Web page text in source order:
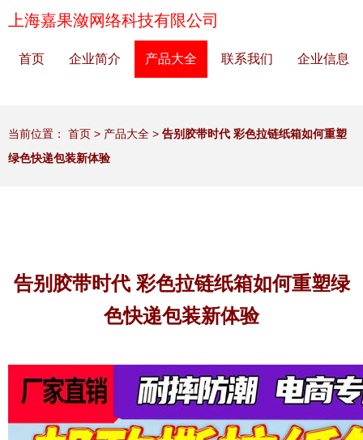
上海嘉果潋网络科技有限公司
首页 企业简介 产品大全 联系我们 企业信息
当前位置： 首页 > 产品大全 > 告别胶带时代 彩色拉链纸箱如何重塑
绿色快递包装新体验
告别胶带时代 彩色拉链纸箱如何重塑绿
色快递包装新体验